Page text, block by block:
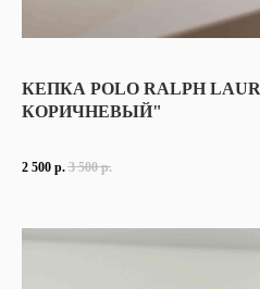
КЕПКА POLO RALPH
КОРИЧНЕВЫЙ"
2 500 р. 3 500 р.